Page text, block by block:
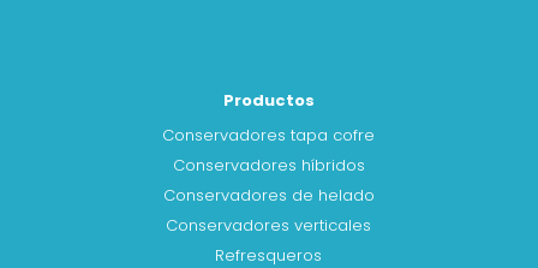
Productos
Conservadores tapa cofre
Conservadores híbridos
Conservadores de helado
Conservadores verticales
Refresqueros